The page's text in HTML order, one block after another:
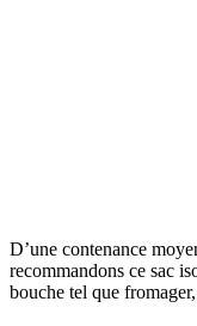
D’une contenance
recommandons ce sac
bouche tel que